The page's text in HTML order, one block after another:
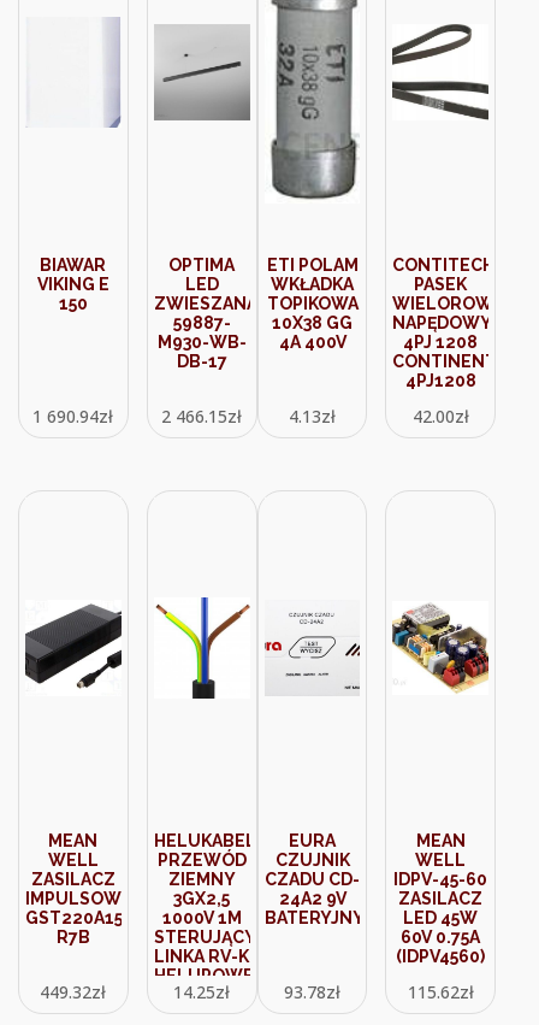
BIAWAR
VIKING E
150
1 690.94zł
OPTIMA
LED
ZWIESZANA
59887-
M930-WB-
DB-17
2 466.15zł
ETI POLAM
WKŁADKA
TOPIKOWA
10X38 GG
4A 400V
4.13zł
CONTITECH
PASEK
NAPĘDOWY
4PJ 1208
CONTINENTAL
4PJ1208
42.00zł
MEAN
WELL
ZASILACZ
IMPULSOWY
GST220A15-
R7B
449.32zł
HELUKABEL
PRZEWÓD
ZIEMNY
3GX2,5
1000V 1M
STERUJĄCY
LINKA RV-K
HELUPOWER®
7512
(11003824)
14.25zł
EURA
CZUJNIK
CZADU CD-
24A2 9V
BATERYJNY
93.78zł
MEAN
WELL
IDPV-45-60
ZASILACZ
LED 45W
60V 0.75A
(IDPV4560)
115.62zł